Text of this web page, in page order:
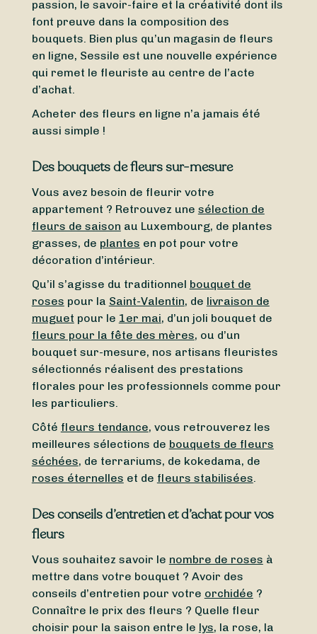
passion, le savoir-faire et la créativité dont ils
font preuve dans la composition des
bouquets. Bien plus qu’un magasin de fleurs
en ligne, Sessile est une nouvelle expérience
qui remet le fleuriste au centre de l’acte
d’achat.
Acheter des fleurs en ligne n’a jamais été
aussi simple !
Des bouquets de fleurs sur-mesure
Vous avez besoin de fleurir votre
appartement ? Retrouvez une sélection de
fleurs de saison au Luxembourg, de plantes
grasses, de plantes en pot pour votre
décoration d’intérieur.
Qu’il s’agisse du traditionnel bouquet de
roses pour la Saint-Valentin, de livraison de
muguet pour le 1er mai, d’un joli bouquet de
fleurs pour la fête des mères, ou d’un
bouquet sur-mesure, nos artisans fleuristes
sélectionnés réalisent des prestations
florales pour les professionnels comme pour
les particuliers.
Côté fleurs tendance, vous retrouverez les
meilleures sélections de bouquets de fleurs
séchées, de terrariums, de kokedama, de
roses éternelles et de fleurs stabilisées.
Des conseils d’entretien et d’achat pour vos
fleurs
Vous souhaitez savoir le nombre de roses à
mettre dans votre bouquet ? Avoir des
conseils d’entretien pour votre orchidée ?
Connaître le prix des fleurs ? Quelle fleur
choisir pour la saison entre le lys, la rose, la